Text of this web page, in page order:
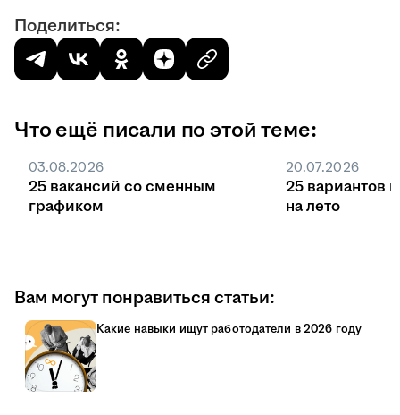
Поделиться:
Что ещё писали по этой теме:
03.08.2026
25 вакансий со сменным
графиком
20.07.2026
25 вариантов
на лето
Вам могут понравиться статьи:
Какие навыки ищут работодатели в 2026 году